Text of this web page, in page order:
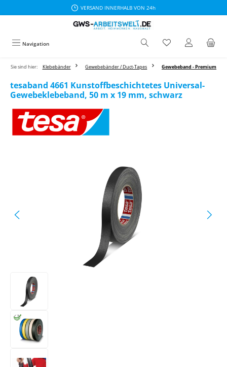
VERSAND INNERHALB VON 24h
Navigation
Sie sind hier: Klebebänder Gewebebänder / Duct-Tapes Gewebeband - Premium
tesaband 4661 Kunstoffbeschichtetes Universal-
Gewebeklebeband, 50 m x 19 mm, schwarz